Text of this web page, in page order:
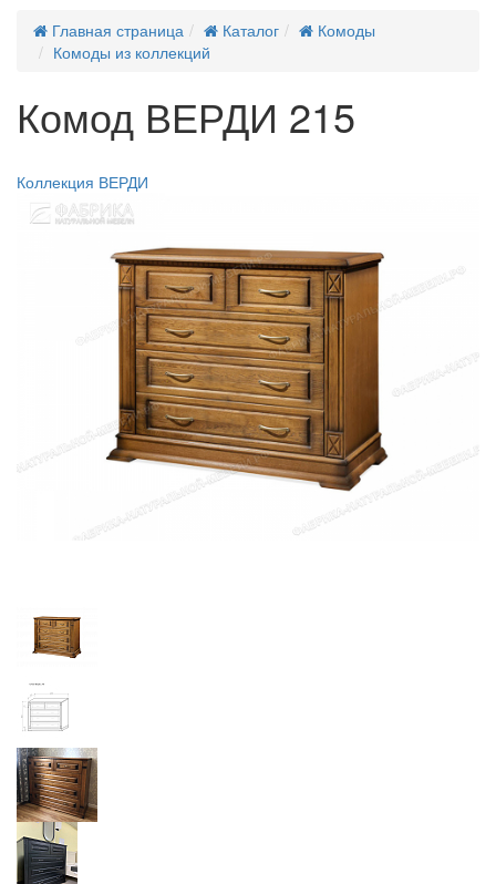
Главная страница
Каталог
Комоды
Комоды из коллекций
Комод ВЕРДИ 215
Коллекция ВЕРДИ